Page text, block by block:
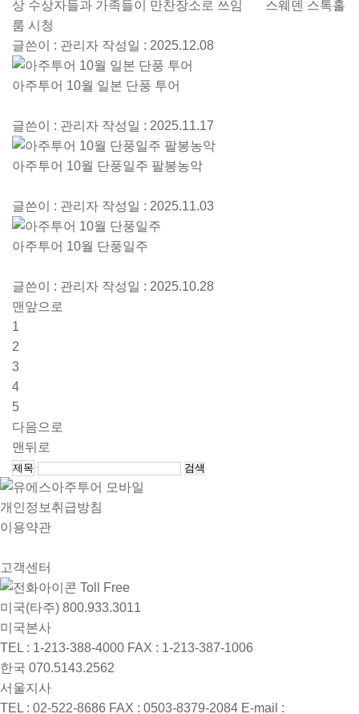
상 수상자들과 가족들이 만찬장소로 쓰임 스웨덴 스톡홀
룸 시청
글쓴이 : 관리자 작성일 : 2025.12.08
아주투어 10월 일본 단풍 투어
글쓴이 : 관리자 작성일 : 2025.11.17
아주투어 10월 단풍일주 팔봉농악
글쓴이 : 관리자 작성일 : 2025.11.03
아주투어 10월 단풍일주
글쓴이 : 관리자 작성일 : 2025.10.28
맨앞으로
1
2
3
4
5
다음으로
맨뒤로
검
색
개인정보취급방침
이용약관
고객센터
Toll Free
미국(타주) 800.933.3011
미국본사
TEL : 1-213-388-4000 FAX : 1-213-387-1006
한국 070.5143.2562
서울지사
TEL : 02-522-8686 FAX : 0503-8379-2084 E-mail :